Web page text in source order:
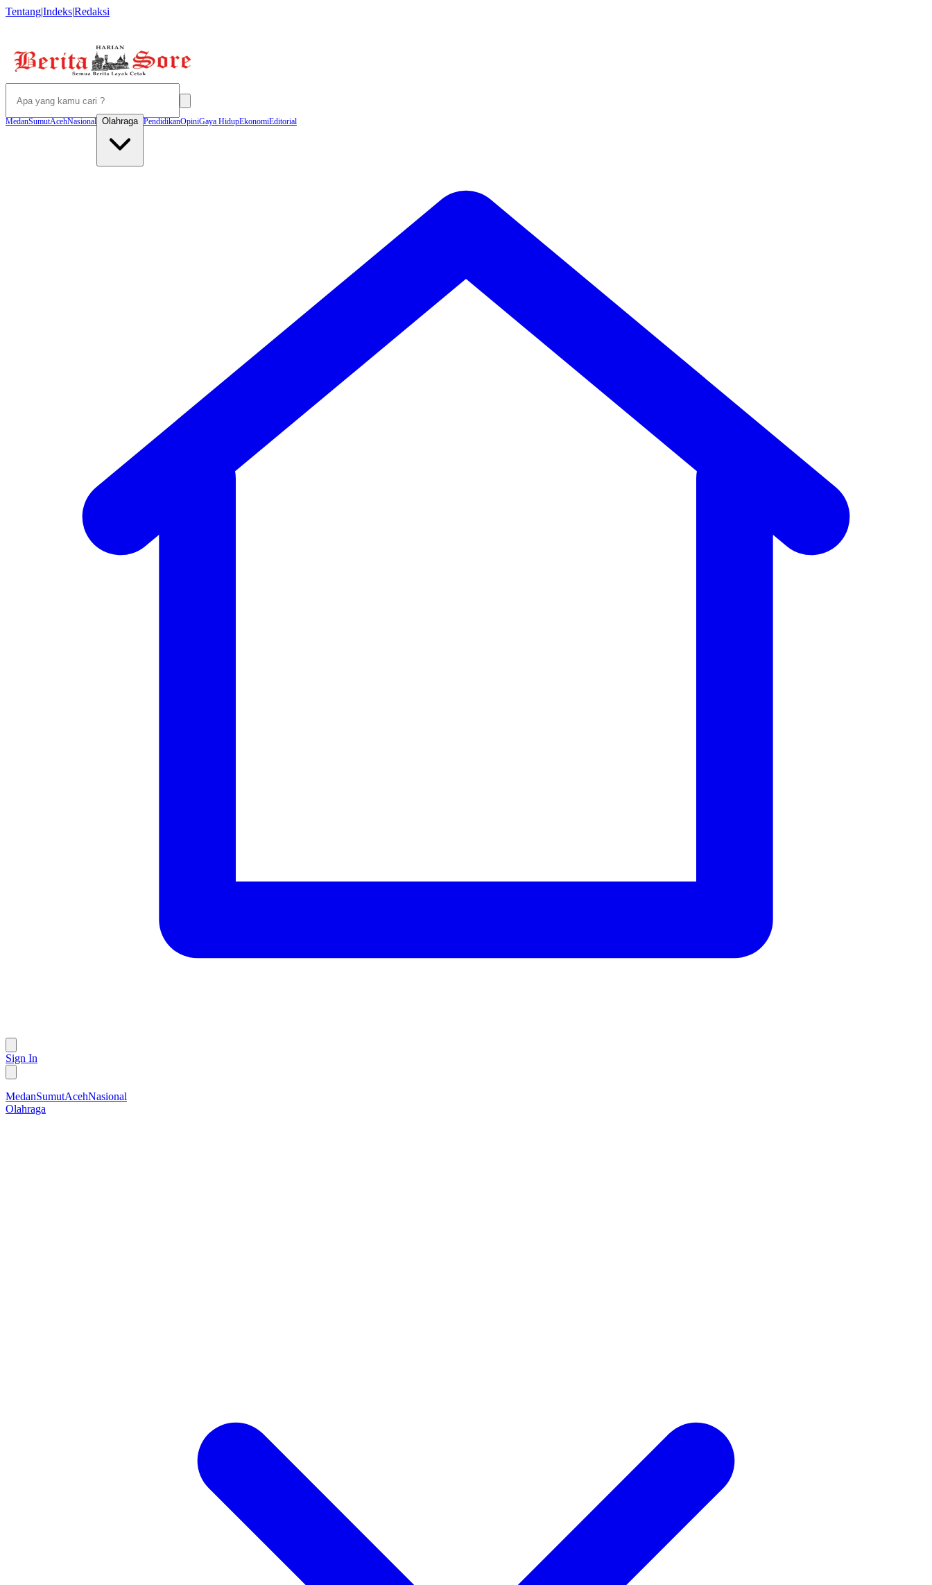
Tentang|Indeks|Redaksi
MedanSumutAcehNasional Olahraga PendidikanOpiniGaya HidupEkonomiEditorial
Sign In
MedanSumutAcehNasional
Olahraga